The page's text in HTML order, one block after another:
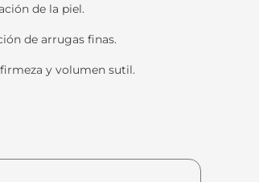
de la piel.
de arrugas finas.
y volumen sutil.